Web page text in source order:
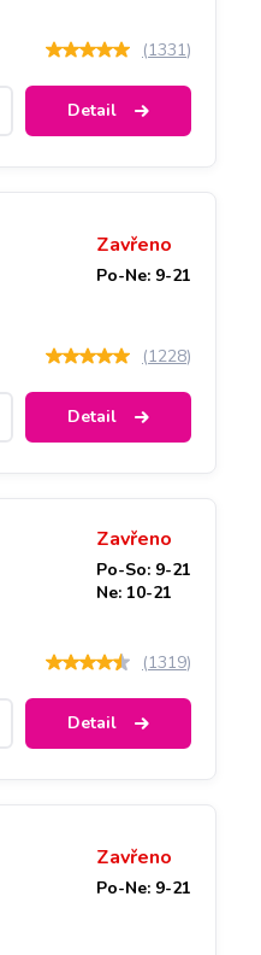
(1331)
Detail
Zavřeno
Po-Ne: 9-21
(1228)
Detail
Zavřeno
Po-So: 9-21
Ne: 10-21
(1319)
Detail
Zavřeno
Po-Ne: 9-21